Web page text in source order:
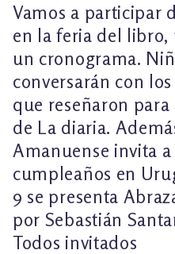
PSICOANÁLISIS Y
TALLER
PSICOANÁLISIS Y
INFANCIA Y
PODCASTS
TALLER
Vamos a participar
en la feria del libro,
un cronograma.
conversarán con
que reseñaron
de La diaria.
Amanuense invita
cumpleaños en
9 se presenta
por Sebastián
Todos invitados